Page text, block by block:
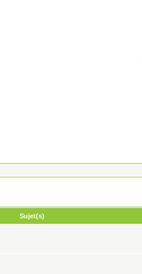
Sujet(s)